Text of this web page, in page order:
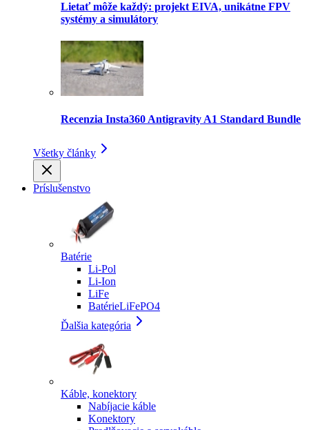
Lietať môže každý: projekt EIVA, unikátne FPV
systémy a simulátory
Recenzia Insta360 Antigravity A1 Standard Bundle
Všetky články
Príslušenstvo
Batérie
Li-Pol
Li-Ion
LiFe
BatérieLiFePO4
Ďalšia kategória
Káble, konektory
Nabíjacie káble
Konektory